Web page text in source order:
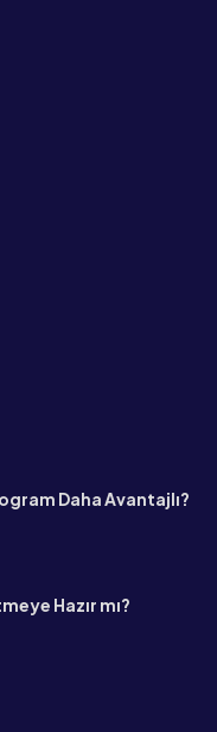
Daha Avantajlı?
Hazır mı?